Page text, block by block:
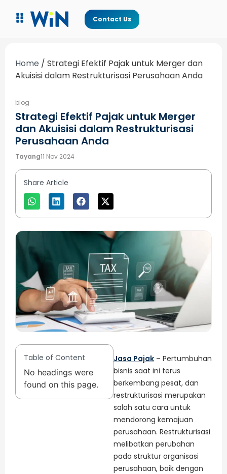
Contact Us
Home / Strategi Efektif Pajak untuk Merger dan
Akuisisi dalam Restrukturisasi Perusahaan Anda
blog
Strategi Efektif Pajak untuk Merger
dan Akuisisi dalam Restrukturisasi
Perusahaan Anda
Tayang11 Nov 2024
Share Article
Table of Content
No headings were
found on this page.
Jasa Pajak – Pertumbuhan
bisnis saat ini terus
berkembang pesat, dan
restrukturisasi merupakan
salah satu cara untuk
mendorong kemajuan
perusahaan. Restrukturisasi
melibatkan perubahan
pada struktur organisasi
perusahaan, baik dengan